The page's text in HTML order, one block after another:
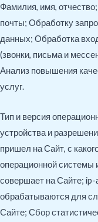
Фамилия, имя,
почты; Обработку
данных; Обработка
(звонки, письма и
Анализ повышения
услуг.
Тип и версия
устройства и
пришел на Сайт, с
операционной системы
совершает на Сайте;
обрабатываются для
Сайте; Сбор